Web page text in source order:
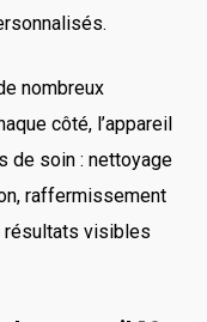
nombreux
côté, l’appareil
de soin : nettoyage
raffermissement
résultats visibles